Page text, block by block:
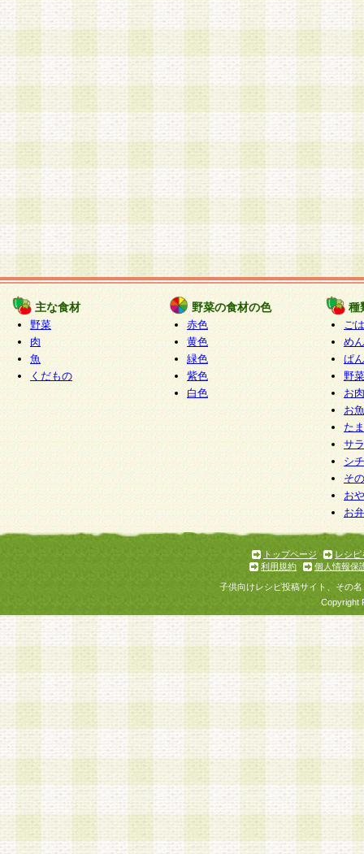
主な食材
野菜
肉
魚
くだもの
野菜の食材の色
赤色
黄色
緑色
紫色
白色
種
ご
めん
ぱん
野
お
お
た
サ
シ
そ
お
お
トップページ
レシピ
利用規約
個人情報保
子供向けレシピ投稿サイト、その
Copyright